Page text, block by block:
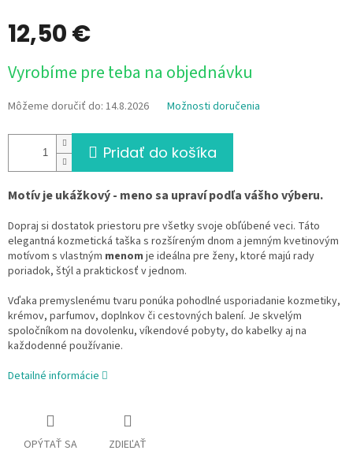
12,50 €
cena:
Vyrobíme pre teba na objednávku
Môžeme doručiť do: 14.8.2026 Možnosti doručenia
Pridať do košíka
Motív je ukážkový - meno sa upraví podľa vášho výberu.
Dopraj si dostatok priestoru pre všetky svoje obľúbené veci. Táto
elegantná kozmetická taška s rozšíreným dnom a jemným kvetinovým
motívom s vlastným menom je ideálna pre ženy, ktoré majú rady
poriadok, štýl a praktickosť v jednom.
Vďaka premyslenému tvaru ponúka pohodlné usporiadanie kozmetiky,
krémov, parfumov, doplnkov či cestovných balení. Je skvelým
spoločníkom na dovolenku, víkendové pobyty, do kabelky aj na
každodenné používanie.
Detailné informácie
OPÝTAŤ SA ZDIEĽAŤ